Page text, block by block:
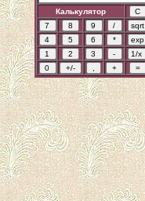
Калькулятор